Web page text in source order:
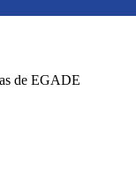
de EGADE